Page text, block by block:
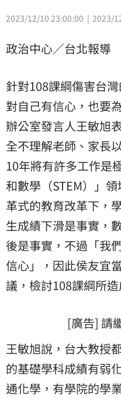
2023/12/10 23:00:00 2023/
政治中心／台北報導
針對108課綱傷害台
對自己有信心，也要
辦公室發言人王敏旭
全不理解老師、家長
10年將有許多工作是
和數學（STEM）」
革式的教育改革下，
生成績下滑是事實，
後是事實，不過「我
信心」，因此侯友宜
議，檢討108課綱所造
[廣告] 請
王敏旭說，台大教授
的基礎學科成績有弱
通化學，有學院的學